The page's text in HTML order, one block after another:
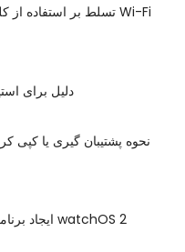
تسلط بر استفاده از کلید های امنیتی شبکه Wi-Fi
5 دلیل برای
نحوه پشتیبان گیری یا کپی
ایجاد برنامه برای ساعت اپل و watchOS 2